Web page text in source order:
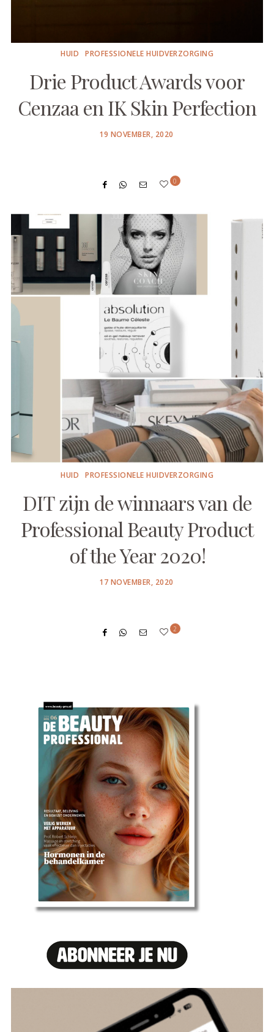
HUID PROFESSIONELE HUIDVERZORGING
Drie Product Awards voor
Cenzaa en IK Skin Perfection
POSTED
19 NOVEMBER, 2020
0
HUID PROFESSIONELE HUIDVERZORGING
DIT zijn de winnaars van de
Professional Beauty Product
of the Year 2020!
POSTED
17 NOVEMBER, 2020
2